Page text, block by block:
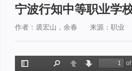
宁波行知中等职业学
作者：裘宏山，余春 来源：职业